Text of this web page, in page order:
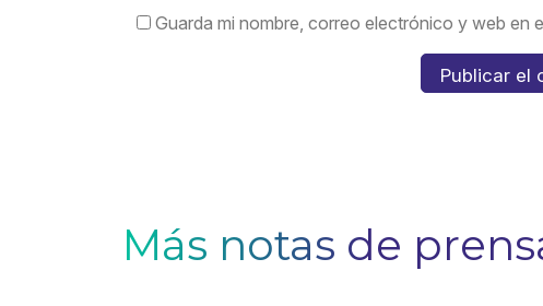
Guarda mi nombre, correo electrónico y web en
Más notas de